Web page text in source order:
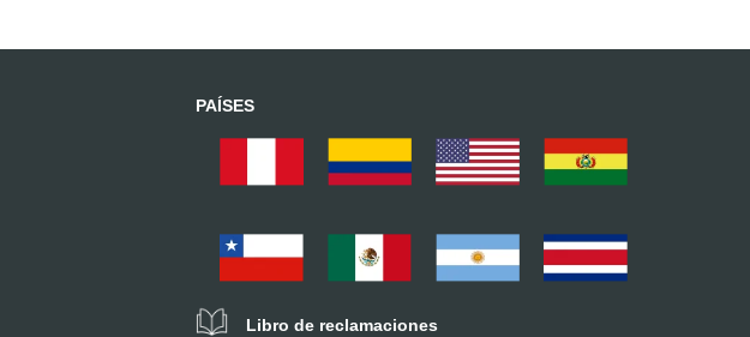
PAÍSES
Libro de reclamaciones